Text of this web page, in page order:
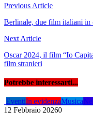
Navigazione
articoli
Previous Article
Berlinale, due film italiani in
Next Article
Oscar 2024, il film “Io
film stranieri
Potrebbe interessarti...
EventiIn evidenzaMusica
12 Febbraio 20260